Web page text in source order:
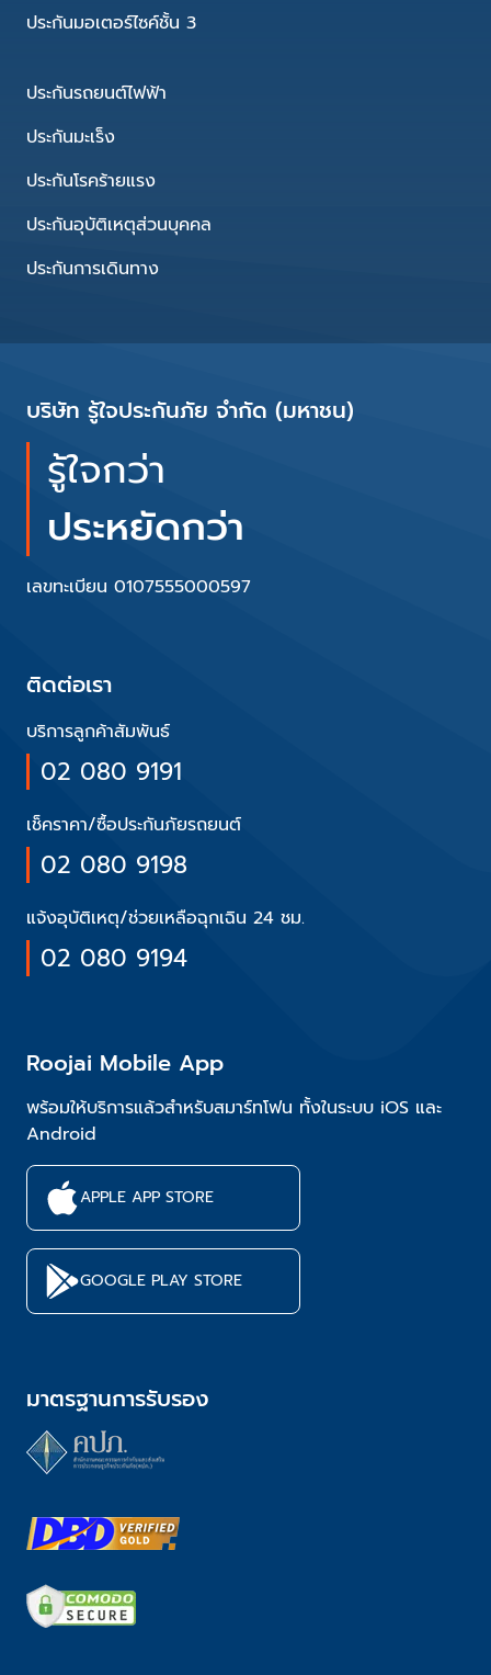
ประกันมอเตอร์ไซค์ชั้น 3
ประกันรถยนต์ไฟฟ้า
ประกันมะเร็ง
ประกันโรคร้ายแรง
ประกันอุบัติเหตุส่วนบุคคล
ประกันการเดินทาง
บริษัท รู้ใจประกันภัย จำกัด (มหาชน)
รู้ใจกว่า
ประหยัดกว่า
เลขทะเบียน 0107555000597
ติดต่อเรา
บริการลูกค้าสัมพันธ์
02 080 9191
เช็คราคา/ซื้อประกันภัยรถยนต์
02 080 9198
แจ้งอุบัติเหตุ/ช่วยเหลือฉุกเฉิน 24 ชม.
02 080 9194
Roojai Mobile App
พร้อมให้บริการแล้วสำหรับสมาร์ทโฟน ทั้งในระบบ iOS และ
Android
APPLE APP STORE
GOOGLE PLAY STORE
มาตรฐานการรับรอง